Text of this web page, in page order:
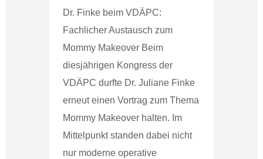
Dr. Finke beim VDÄPC:
Fachlicher Austausch zum
Mommy Makeover Beim
diesjährigen Kongress der
VDÄPC durfte Dr. Juliane Finke
erneut einen Vortrag zum Thema
Mommy Makeover halten. Im
Mittelpunkt standen dabei nicht
nur moderne operative